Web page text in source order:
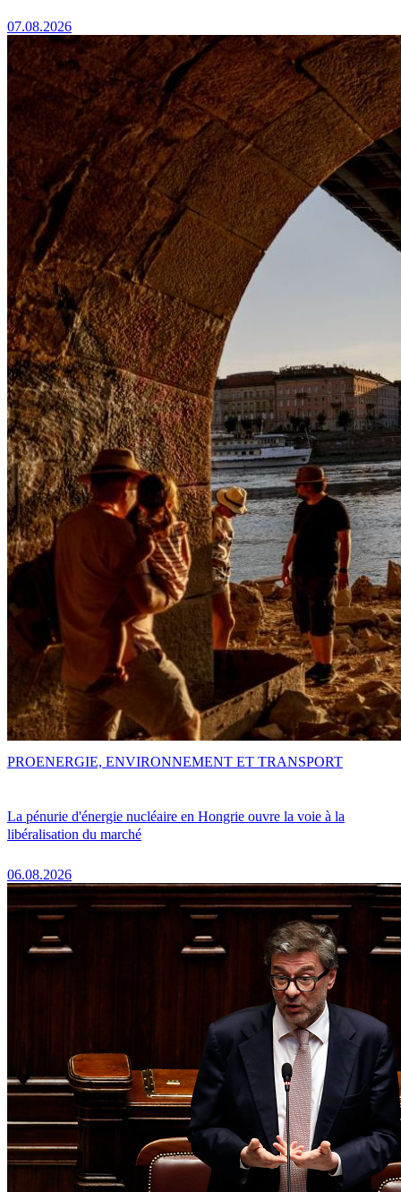
07.08.2026
La pénurie d'énergie nucléaire en Hongrie ouvre la voie à la
libéralisation du marché
06.08.2026
PROENERGIE, ENVIRONNEMENT ET TRANSPORT